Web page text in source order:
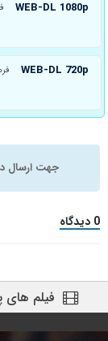
WEB-DL 1080p
WEB-DL 720p
جهت ارسال
0 دیدگاه
فیلم های